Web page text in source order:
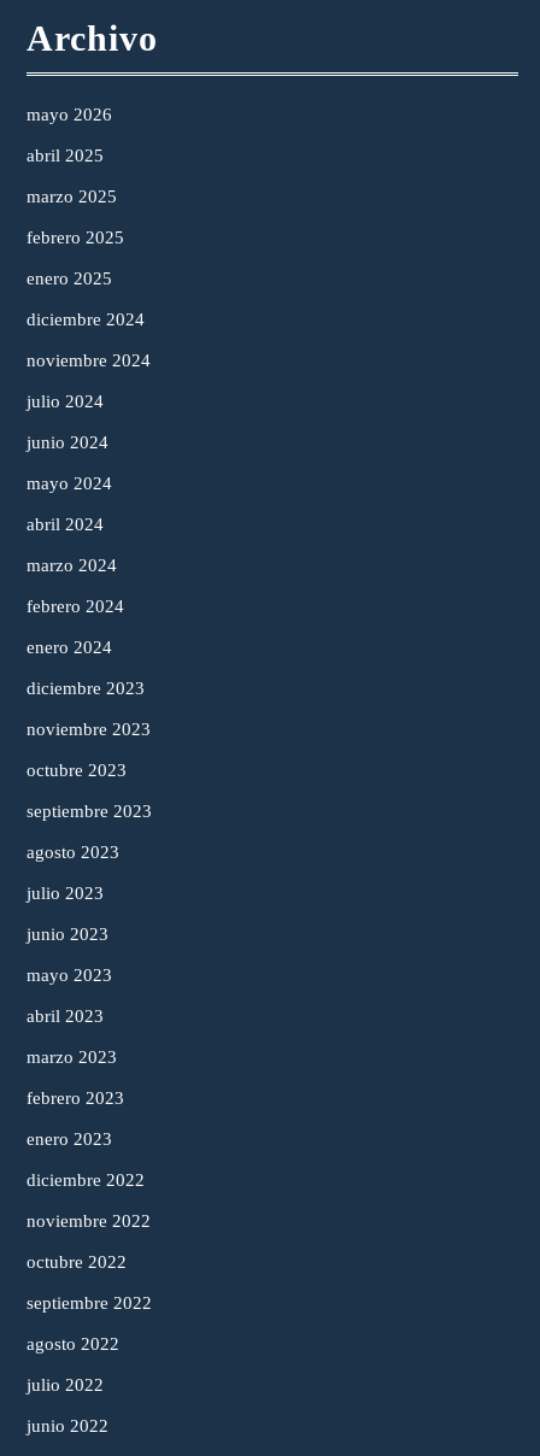
Archivo
mayo 2026
abril 2025
marzo 2025
febrero 2025
enero 2025
diciembre 2024
noviembre 2024
julio 2024
junio 2024
mayo 2024
abril 2024
marzo 2024
febrero 2024
enero 2024
diciembre 2023
noviembre 2023
octubre 2023
septiembre 2023
agosto 2023
julio 2023
junio 2023
mayo 2023
abril 2023
marzo 2023
febrero 2023
enero 2023
diciembre 2022
noviembre 2022
octubre 2022
septiembre 2022
agosto 2022
julio 2022
junio 2022